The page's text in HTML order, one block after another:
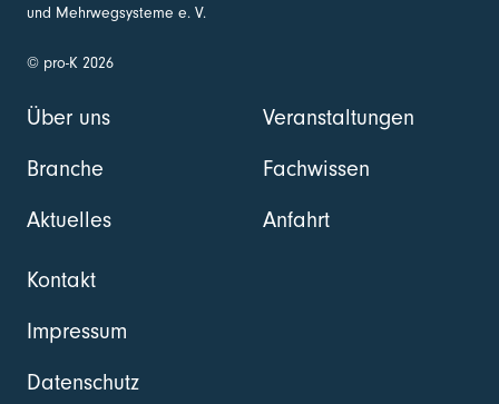
und Mehrwegsysteme e. V.
© pro-K 2026
Über uns
Branche
Aktuelles
Veranstaltungen
Fachwissen
Anfahrt
Kontakt
Impressum
Datenschutz